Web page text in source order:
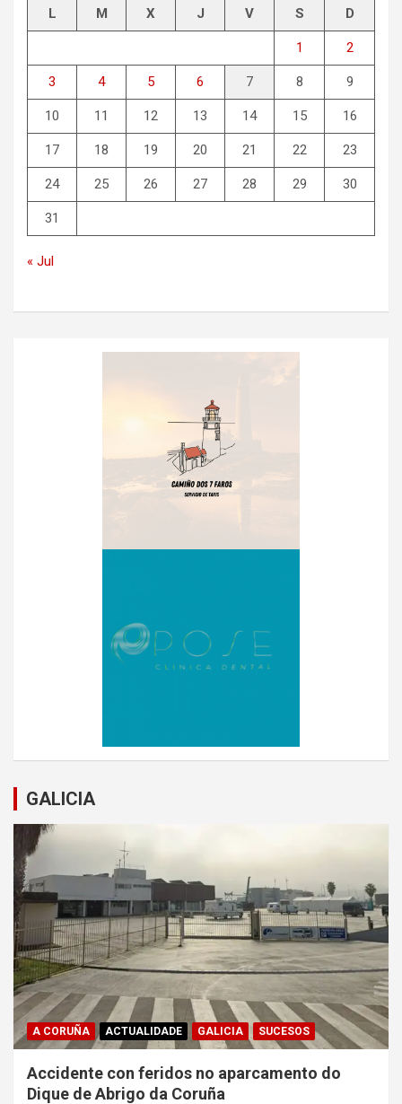
L M X J V S D
1 2
3 4 5 6 7 8 9
10 11 12 13 14 15 16
17 18 19 20 21 22 23
24 25 26 27 28 29 30
31
« Jul
GALICIA
A CORUÑA ACTUALIDADE GALICIA SUCESOS
Accidente con feridos no aparcamento do
Dique de Abrigo da Coruña